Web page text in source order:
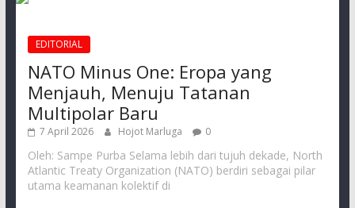
EDITORIAL
NATO Minus One: Eropa yang
Menjauh, Menuju Tatanan
Multipolar Baru
7 April 2026 Hojot Marluga 0
Oleh: Sampe Purba Selama lebih dari tujuh dekade, North
Atlantic Treaty Organization (NATO) berdiri sebagai pilar
utama keamanan kolektif di